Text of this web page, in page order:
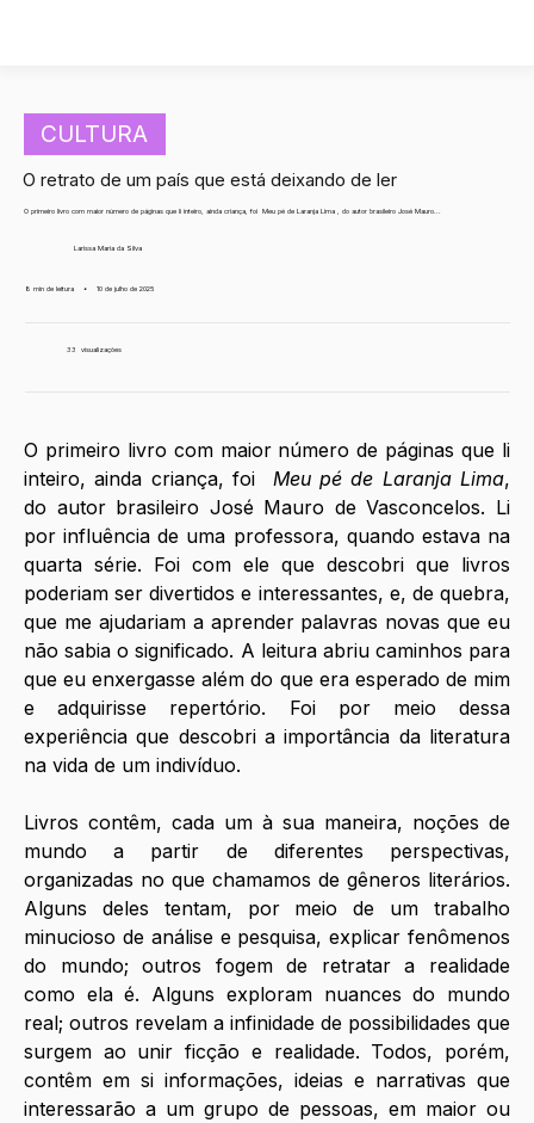
CULTURA
O retrato de um país que está deixando de ler
O primeiro livro com maior número de páginas que li inteiro, ainda criança, foi Meu pé de Laranja Lima , do autor brasileiro José Mauro...
Larissa Maria da Silva
8 min de leitura • 10 de julho de 2025
33 visualizações
O primeiro livro com maior número de páginas que li
inteiro, ainda criança, foi Meu pé de Laranja Lima,
do autor brasileiro José Mauro de Vasconcelos. Li
por influência de uma professora, quando estava na
quarta série. Foi com ele que descobri que livros
poderiam ser divertidos e interessantes, e, de quebra,
que me ajudariam a aprender palavras novas que eu
não sabia o significado. A leitura abriu caminhos para
que eu enxergasse além do que era esperado de mim
e adquirisse repertório. Foi por meio dessa
experiência que descobri a importância da literatura
na vida de um indivíduo.
Livros contêm, cada um à sua maneira, noções de
mundo a partir de diferentes perspectivas,
organizadas no que chamamos de gêneros literários.
Alguns deles tentam, por meio de um trabalho
minucioso de análise e pesquisa, explicar fenômenos
do mundo; outros fogem de retratar a realidade
como ela é. Alguns exploram nuances do mundo
real; outros revelam a infinidade de possibilidades que
surgem ao unir ficção e realidade. Todos, porém,
contêm em si informações, ideias e narrativas que
interessarão a um grupo de pessoas, em maior ou